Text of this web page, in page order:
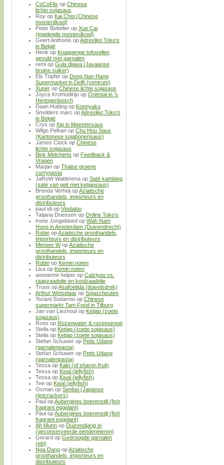
CoCoFlix op Chinese
lichte sojasaus
Roy op Kai Choi (Chinese
mosterdkool)
Peter Bottelier op Xue Cai
(ingelegde mosterdkool)
Geert Anthonis opAdreslijst Toko’s
in België
Henk op Knapperige tofuvellen
gevuld met garnalen
remi op Gula djawa (Javaanse
bruine suiker)
Els Töpfer op Dong Nan Hang
Supermarket in Delft (centrum)
Xuper op Chinese lichte sojasaus
Joyce Kromodirijo op Oriental in ’s
Hertogenbosch
Daan Hutting op Konnyaku
Smolders marc opAdreslijst Toko’s
in België
Crys op Kip in Meestersaus
Wilgo Pelhan op Chu Hou Saus
(Kantonese sojabonensaus)
James Clock op Chinese
lichte sojasaus
Bink Melcherts op Feedback &
Vragen
Marjan op Thaise groene
currypasta
JaRoW Wattimena op Saté kambing
(saté van geit met ketjapsaus)
Brenda Verheij opAziatische
groothandels, importeurs en
distributeurs
paul idi op Vindaloo
Tatjana Driessen op Online Toko’s
Irene Jongebloed op Wah Nam
Hong in Amsterdam (Duivendrecht)
Robin opAziatische groothandels,
importeurs en distributeurs
Meneer WopAziatische
groothandels, importeurs en
distributeurs
Robin op Kemiri noten
Lisa op Kemiri noten
anonieme helper op Caiziyou vs.
raapzaadolie en koolzaadolie
Truus opAsafoetida (duivelsdrek)
Arthur Wetselaar op Sojascheuten
Yuriani Sudarmo op Chinese
supermarkt Tam Food in Tilburg
Jan van Lieshout op Ketjap (zoete
sojasaus)
Roos op Rozenwater & rozensiroop
Stella op Ketjap (zoete sojasaus)
Stella op Ketjap (zoete sojasaus)
Stefan Schuwer op Petis Udang
(garnalenpasta)
Stefan Schuwer op Petis Udang
(garnalenpasta)
Tessa op Kaki (of sharon fruit)
Tessa op Kwal (jellyfish)
Tessa op Kwal (jellyfish)
Tee op Kwal (jellyfish)
Osman op Senbei (Japanse
rijstcrackers)
Paul opAubergines boerenstijl (fish
fragrant eggplant)
Paul opAubergines boerenstijl (fish
fragrant eggplant)
Ah Munn op Duizendjarig ei
(geconserveerde eendeneieren)
Gerard op Gedroogde garnalen
(ebi)
Nga Dang opAziatische
groothandels, importeurs en
distributeurs